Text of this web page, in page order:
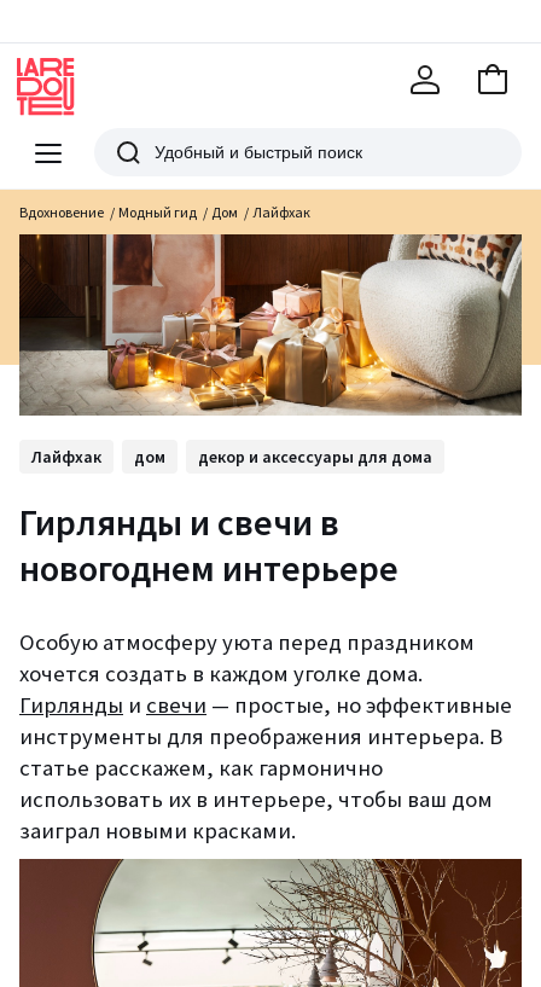
Меню
Redoute
Поиск
В
Вдохновение Модный гид Дом Лайфхак
Лайфхак дом декор и аксессуары для дома
Гирлянды и свечи в
новогоднем интерьере
Особую атмосферу уюта перед праздником
хочется создать в каждом уголке дома.
Гирлянды и свечи — простые, но эффективные
инструменты для преображения интерьера. В
статье расскажем, как гармонично
использовать их в интерьере, чтобы ваш дом
заиграл новыми красками.